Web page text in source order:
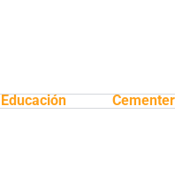
Educación